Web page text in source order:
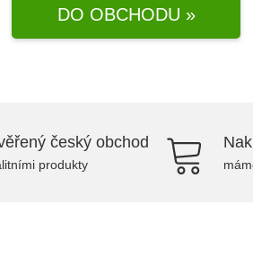
DO OBCHODU »
český obchod
produkty